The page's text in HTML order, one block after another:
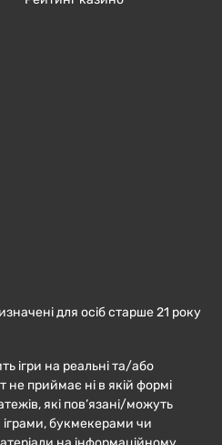
для осіб старше 21 року
ігри на реальні та/або
не приймає ні в якій формі
які пов’язані/можуть
іграми, букмекерами чи